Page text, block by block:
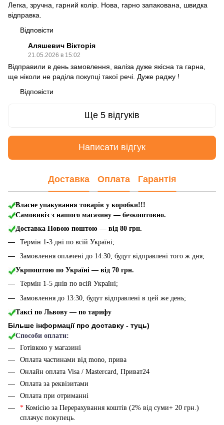
Легка, зручна, гарний колір. Нова, гарно запакована, швидка
відправка.
Відповісти
Аляшевич Вікторія
21.05.2026 в 15:02
Відправили в день замовлення, валіза дуже якісна та гарна,
ще ніколи не раділа покупці такої речі. Дуже раджу !
Відповісти
Ще 5 відгуків
Написати відгук
Доставка Оплата Гарантія
Власне упакування товарів у коробки!!!
Самовивіз з нашого магазину — безкоштовно.
Доставка Новою поштою — від 80 грн.
Термін 1-3 дні по всій Україні;
Замовлення оплачені до 14:30, будут відправлені того ж дня;
Укрпоштою по Україні — від 70 грн.
Термін 1-5 днів по всій Україні;
Замовлення до 13:30, будут відправлені в цей же день;
Таксі по Львову — по тарифу
Більше інформації про доставку - туць)
Способи оплати:
Готівкою у магазині
Оплата частинами від mono, прива
Онлайн оплата Visa / Mastercard, Приват24
Оплата за реквізитами
Оплата при отриманні
* Комісію за Перерахування коштів (2% від суми+ 20 грн.)
сплачує покупець.